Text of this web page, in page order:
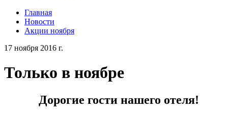
Главная
Новости
Акции ноября
17 ноября 2016 г.
Только в ноябре
Дорогие гости нашего отеля!